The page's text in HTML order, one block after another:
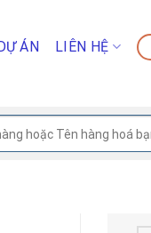
ÁN LIÊN HỆ